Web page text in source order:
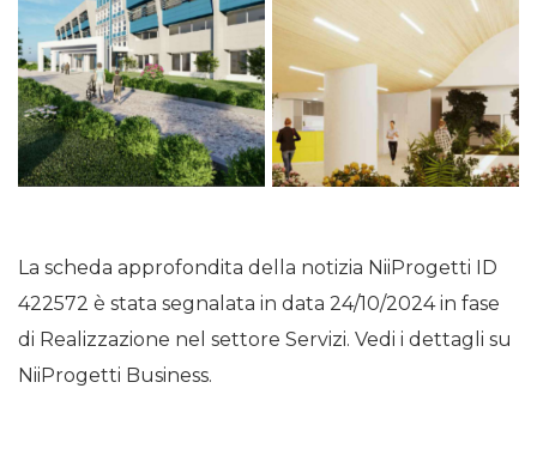
La scheda approfondita della notizia NiiProgetti ID
422572 è stata segnalata in data 24/10/2024 in fase
di Realizzazione nel settore Servizi. Vedi i dettagli su
NiiProgetti Business.